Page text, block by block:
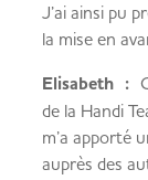
J’ai ainsi pu
la mise en
Elisabeth :
de la Handi
m’a apporté
auprès des